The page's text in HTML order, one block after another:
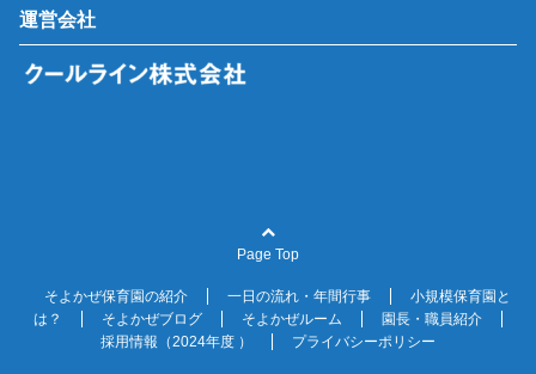
運営会社
Page Top
そよかぜ保育園の紹介 一日の流れ・年間行事
小規模保育園と
は？
そよかぜブログ そよかぜルーム
園長・職員紹介
採用情報（2024年度 ）
プライバシーポリシー